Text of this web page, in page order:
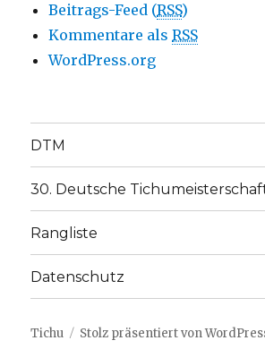
Beitrags-Feed (RSS)
Kommentare alsRSS
WordPress.org
DTM
30. Deutsche
Rangliste
Datenschutz
Tichu Stolz präsentiert von